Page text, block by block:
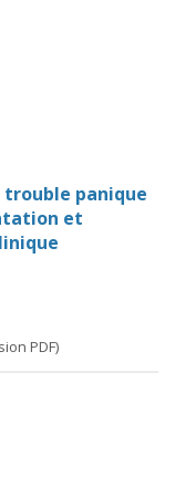
panique
et
PDF)